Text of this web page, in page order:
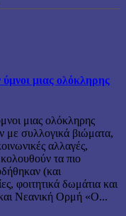
ύμνοι μιας ολόκληρης
μιας ολόκληρης
με συλλογικά βιώματα,
αλλαγές,
τα πιο
(και
φοιτητικά δωμάτια και
Νεανική Ορμή «Ο...